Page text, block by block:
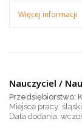
Więcej informacji
Nauczyciel /
Przedsiębiorstwo:
Miejsce pracy: